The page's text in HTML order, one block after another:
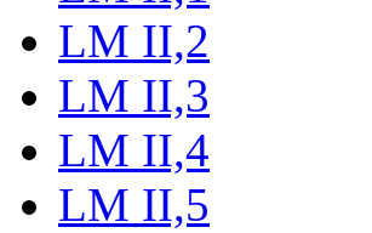
LM II,2
LM II,3
LM II,4
LM II,5